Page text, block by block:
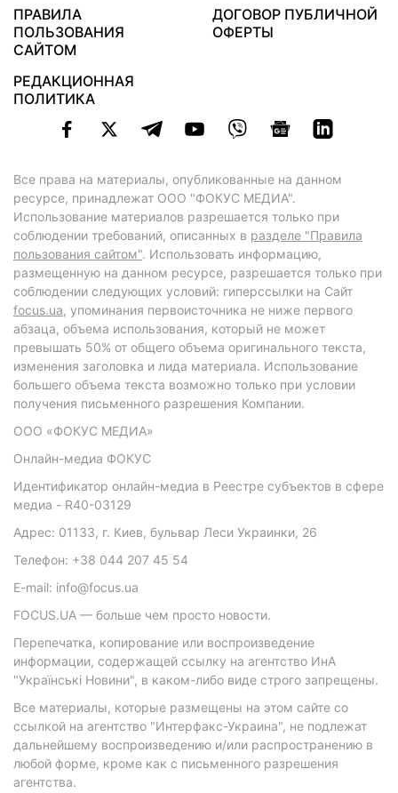
ПРАВИЛА
ПОЛЬЗОВАНИЯ
САЙТОМ
ДОГОВОР ПУБЛИЧНОЙ
ОФЕРТЫ
РЕДАКЦИОННАЯ
ПОЛИТИКА
Все права на материалы, опубликованные на данном
ресурсе, принадлежат ООО "ФОКУС МЕДИА".
Использование материалов разрешается только при
соблюдении требований, описанных в разделе "Правила
пользования сайтом". Использовать информацию,
размещенную на данном ресурсе, разрешается только при
соблюдении следующих условий: гиперссылки на Сайт
focus.ua, упоминания первоисточника не ниже первого
абзаца, объема использования, который не может
превышать 50% от общего объема оригинального текста,
изменения заголовка и лида материала. Использование
большего объема текста возможно только при условии
получения письменного разрешения Компании.
ООО «ФОКУС МЕДИА»
Онлайн-медиа ФОКУС
Идентификатор онлайн-медиа в Реестре субъектов в сфере
медиа - R40-03129
Адрес: 01133, г. Киев, бульвар Леси Украинки, 26
Телефон: +38 044 207 45 54
E-mail: info@focus.ua
FOCUS.UA — больше чем просто новости.
Перепечатка, копирование или воспроизведение
информации, содержащей ссылку на агентство ИнА
"Українські Новини", в каком-либо виде строго запрещены.
Все материалы, которые размещены на этом сайте со
ссылкой на агентство "Интерфакс-Украина", не подлежат
дальнейшему воспроизведению и/или распространению в
любой форме, кроме как с письменного разрешения
агентства.